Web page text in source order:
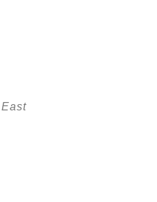
East